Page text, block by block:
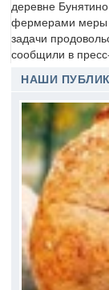
деревне Бунятино
фермерами меры
задачи
сообщили в
НАШИ